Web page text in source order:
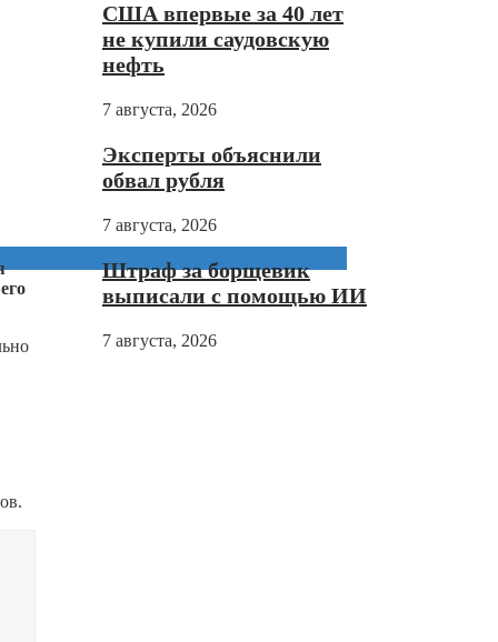
США впервые за 40 лет
не купили саудовскую
нефть
7 августа, 2026
Эксперты объяснили
обвал рубля
7 августа, 2026
Штраф за борщевик
выписали с помощью ИИ
7 августа, 2026